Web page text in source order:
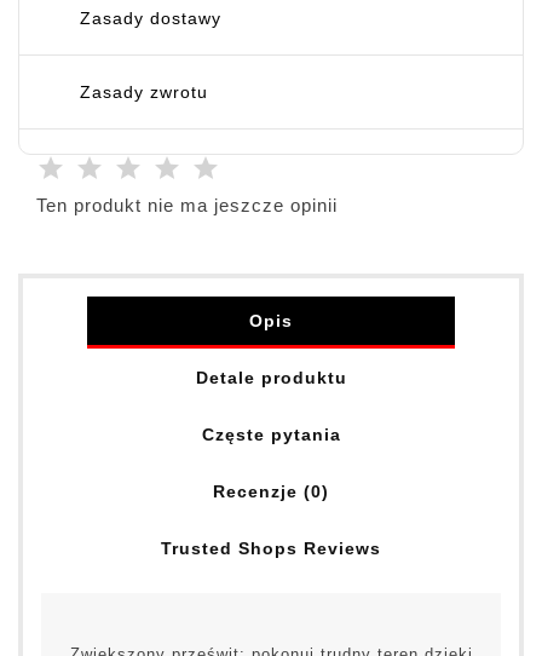
Zasady dostawy
Zasady zwrotu
Ten produkt nie ma jeszcze opinii
Opis
Detale produktu
Częste pytania
Recenzje (0)
Trusted Shops Reviews